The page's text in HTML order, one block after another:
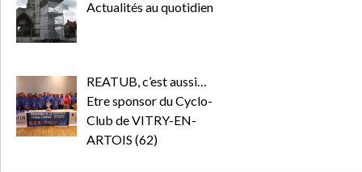
Actualités au quotidien
REATUB, c’est aussi…
Etre sponsor du Cyclo-
Club de VITRY-EN-
ARTOIS (62)